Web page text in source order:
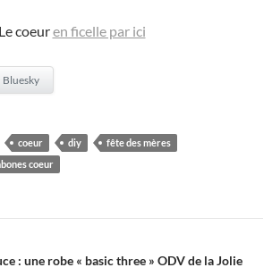
Le coeuren ficelle par ici
Bluesky
coeur diy
fête des mères
coeur
: une robe « basic three » ODV de la Jolie